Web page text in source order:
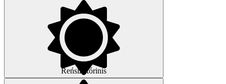
Reńsiz kórinis